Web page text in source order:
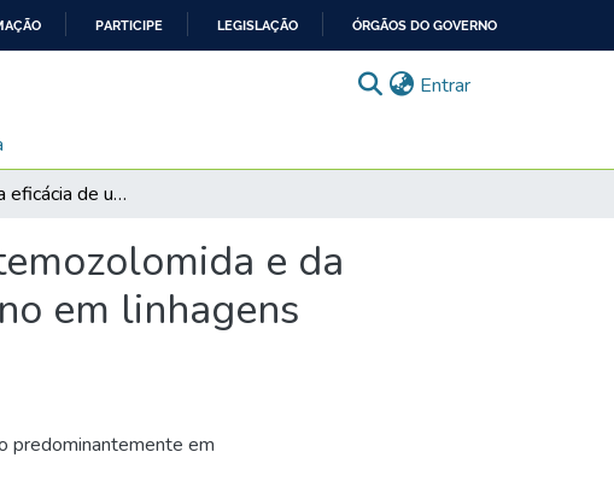
PARTICIPE LEGISLAÇÃO ÓRGÃOS DO GOVERNO
Entrar(current)
Avaliação da eficácia de uma nanoemulsão de temozolomida e da influência de co e pré-tratamentos com ferroceno em linhagens celulares de glioblastoma humano
e da
em linhagens
predominantemente em